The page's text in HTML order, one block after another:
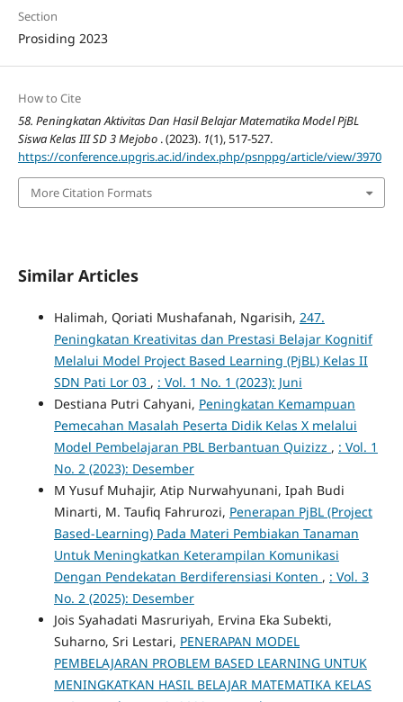
Section
Prosiding 2023
How to Cite
58. Peningkatan Aktivitas Dan Hasil Belajar Matematika Model PjBL
Siswa Kelas III SD 3 Mejobo . (2023). 1(1), 517-527.
https://conference.upgris.ac.id/index.php/psnppg/article/view/3970
More Citation Formats
Similar Articles
Halimah, Qoriati Mushafanah, Ngarisih, 247.
Peningkatan Kreativitas dan Prestasi Belajar Kognitif
Melalui Model Project Based Learning (PjBL) Kelas II
SDN Pati Lor 03 , : Vol. 1 No. 1 (2023): Juni
Destiana Putri Cahyani, Peningkatan Kemampuan
Pemecahan Masalah Peserta Didik Kelas X melalui
Model Pembelajaran PBL Berbantuan Quizizz , : Vol. 1
No. 2 (2023): Desember
M Yusuf Muhajir, Atip Nurwahyunani, Ipah Budi
Minarti, M. Taufiq Fahrurozi, Penerapan PjBL (Project
Based-Learning) Pada Materi Pembiakan Tanaman
Untuk Meningkatkan Keterampilan Komunikasi
Dengan Pendekatan Berdiferensiasi Konten , : Vol. 3
No. 2 (2025): Desember
Jois Syahadati Masruriyah, Ervina Eka Subekti,
Suharno, Sri Lestari, PENERAPAN MODEL
PEMBELAJARAN PROBLEM BASED LEARNING UNTUK
MENINGKATKAN HASIL BELAJAR MATEMATIKA KELAS